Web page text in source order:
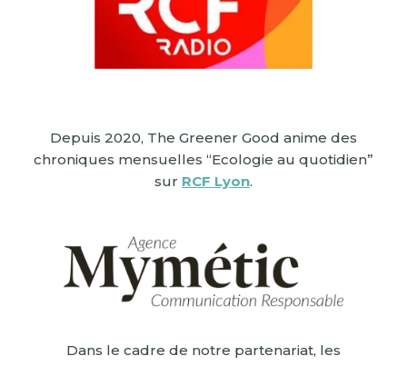
Depuis 2020, The Greener Good anime des
chroniques mensuelles “Ecologie au quotidien”
sur RCF Lyon.
Dans le cadre de notre partenariat, les